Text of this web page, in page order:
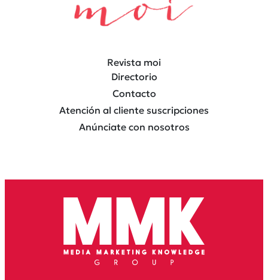
Revista moi
Directorio
Contacto
Atención al cliente suscripciones
Anúnciate con nosotros